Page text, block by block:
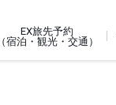
EX旅先予約
（宿泊・観光・交通）